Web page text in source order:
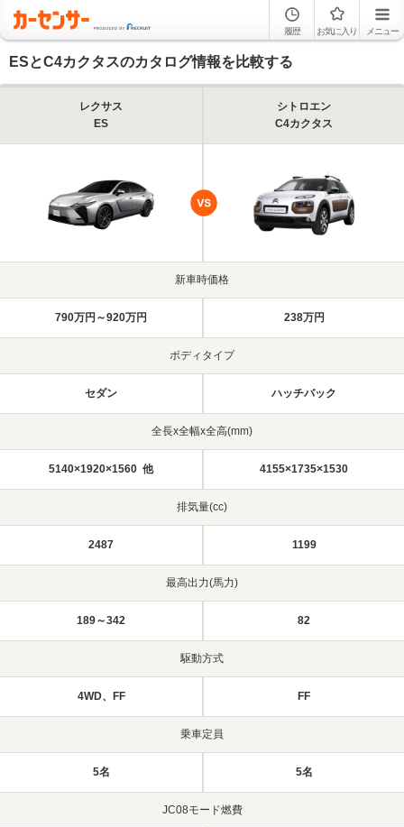
履歴 お気に入り メニュー
ESとC4カクタスのカタログ情報を比較する
レクサス
ES
シトロエン
C4カクタス
新車時価格
790万円～920万円 238万円
ボディタイプ
セダン ハッチバック
全長x全幅x全高(mm)
5140×1920×1560 他 4155×1735×1530
排気量(cc)
2487 1199
最高出力(馬力)
189～342 82
駆動方式
4WD、FF FF
乗車定員
5名 5名
JC08モード燃費